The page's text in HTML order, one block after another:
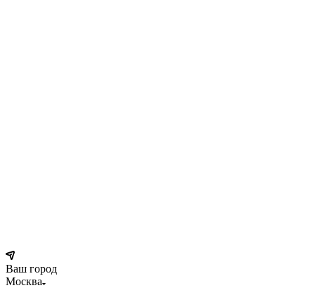
Ваш город
Москва